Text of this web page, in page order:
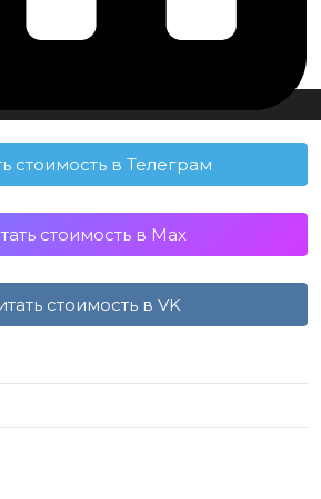
стоимость в Телеграм
стоимость в Max
стоимость в VK